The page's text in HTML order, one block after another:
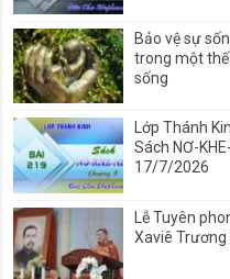
Bảo vệ sự
trong một thế
sống
Lớp Thánh
Sách NƠ-
17/7/2026
Lễ Tuyên
Xaviê Trương